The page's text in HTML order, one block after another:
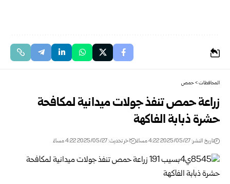
المحافظات>حمص
زراعة حمص تنفذ جولات ميدانية لمكافحة
حشرة ذبابة الفاكهة
تاريخ النشر: 2025/05/27 4:22 مساءً اخر تحديث: 2025/05/27 4:22 مساءً